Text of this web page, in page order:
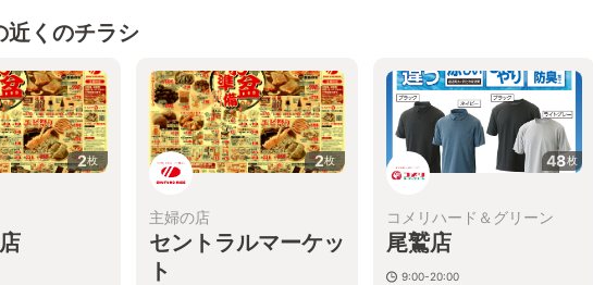
近くのチラシ
2枚 2枚
主婦の店
セントラルマーケッ
ト
48枚
コメリハード＆グリーン
尾鷲店
9:00-20:00